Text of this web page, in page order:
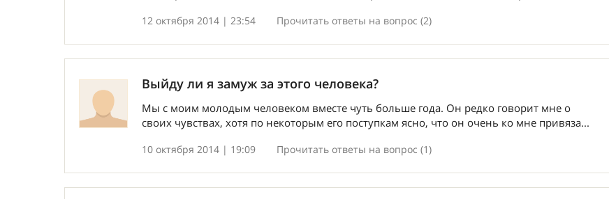
12 октября 2014 | 23:54 Прочитать ответы на вопрос (2)
Выйду ли я замуж за этого человека?
Мы с моим молодым человеком вместе чуть больше года. Он редко говорит мне о
своих чувствах, хотя по некоторым его поступкам ясно, что он очень ко мне привяза...
10 октября 2014 | 19:09 Прочитать ответы на вопрос (1)